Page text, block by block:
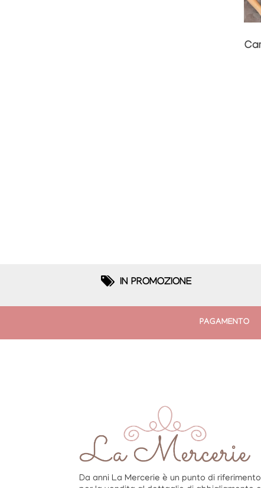
IN PROMOZIONE
PAGAMENTO
Da anni La Mercerie è un punto di riferimento